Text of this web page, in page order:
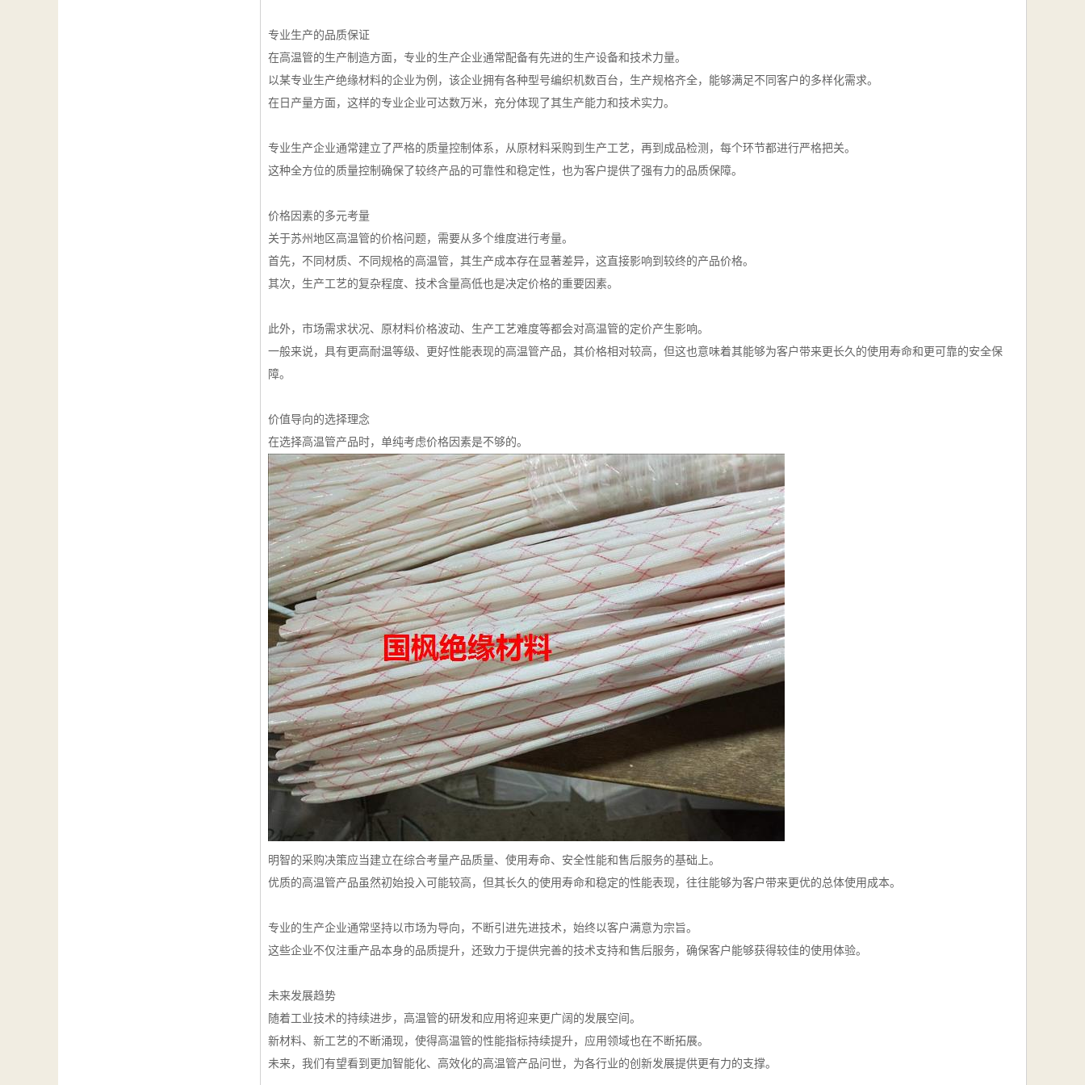
专业生产的品质保证
在高温管的生产制造方面，专业的生产企业通常配备有先进的生产设备和技术力量。
以某专业生产绝缘材料的企业为例，该企业拥有各种型号编织机数百台，生产规格齐全，能够满足不同客户的多样化需求。
在日产量方面，这样的专业企业可达数万米，充分体现了其生产能力和技术实力。
专业生产企业通常建立了严格的质量控制体系，从原材料采购到生产工艺，再到成品检测，每个环节都进行严格把关。
这种全方位的质量控制确保了较终产品的可靠性和稳定性，也为客户提供了强有力的品质保障。
价格因素的多元考量
关于苏州地区高温管的价格问题，需要从多个维度进行考量。
首先，不同材质、不同规格的高温管，其生产成本存在显著差异，这直接影响到较终的产品价格。
其次，生产工艺的复杂程度、技术含量高低也是决定价格的重要因素。
此外，市场需求状况、原材料价格波动、生产工艺难度等都会对高温管的定价产生影响。
一般来说，具有更高耐温等级、更好性能表现的高温管产品，其价格相对较高，但这也意味着其能够为客户带来更长久的使用寿命和更可靠的安全保
障。
价值导向的选择理念
在选择高温管产品时，单纯考虑价格因素是不够的。
明智的采购决策应当建立在综合考量产品质量、使用寿命、安全性能和售后服务的基础上。
优质的高温管产品虽然初始投入可能较高，但其长久的使用寿命和稳定的性能表现，往往能够为客户带来更优的总体使用成本。
专业的生产企业通常坚持以市场为导向，不断引进先进技术，始终以客户满意为宗旨。
这些企业不仅注重产品本身的品质提升，还致力于提供完善的技术支持和售后服务，确保客户能够获得较佳的使用体验。
未来发展趋势
随着工业技术的持续进步，高温管的研发和应用将迎来更广阔的发展空间。
新材料、新工艺的不断涌现，使得高温管的性能指标持续提升，应用领域也在不断拓展。
未来，我们有望看到更加智能化、高效化的高温管产品问世，为各行业的创新发展提供更有力的支撑。